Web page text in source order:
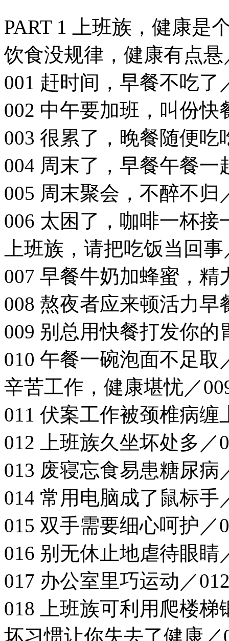
PART 1 上班族，健康是
饮食没规律，健康有点悬
001 赶时间，早餐不吃了
002 中午要加班，叫份快
003 很累了，晚餐随便吃
004 周末了，早餐午餐一
005 周末聚会，不醉不归
006 太困了，咖啡一杯接
上班族，请把吃饭当回事
007 早餐牛奶加蜂蜜，精
008 熬夜者应来顿活力早
009 别总用快餐打发你的
010 午餐一碗泡面不足取
辛苦工作，健康堪忧／
011 伏案工作被颈椎病缠
012 上班族久坐坏处多／
013 废寝忘食易患糖尿病
014 常用电脑成了鼠标手
015 双手需要细心呵护／
016 别无休止地虐待眼睛
017 办公室里巧运动／
018 上班族可利用爬楼梯
坏习惯让你失去了健康／